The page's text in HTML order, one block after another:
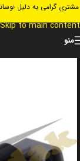
Skip to navigation
Skip to main content
مشتری گرامی به دلیل
منو